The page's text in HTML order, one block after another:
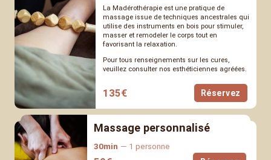
La Madérothérapie est une pratique de
massage issue de techniques ancestrales qui
utilise des instruments en bois pour stimuler,
masser et remodeler le corps tout en
favorisant la relaxation.
Pour tous renseignements sur les cures,
veuillez consulter nos esthéticiennes agréées.
135€ Réservez
Massage personnalisé
30min 1 personne